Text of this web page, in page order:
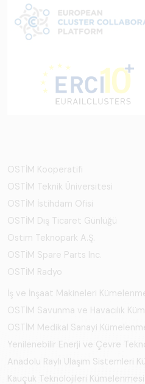
OSTİM Kooperatifi
OSTİM Teknik Üniversitesi
OSTİM İstihdam Ofisi
OSTİM Dış Ticaret Günlüğü
Ostim Teknopark A.Ş.
OSTİM Spare Parts Inc.
OSTİM Radyo
İş ve İnşaat Makineleri
OSTİM Savunma ve Havacılık
OSTİM Medikal Sanayi
Yenilenebilir Enerji ve Çevre
Anadolu Raylı Ulaşım Sistemleri
Kauçuk Teknolojileri Kümelenmesi